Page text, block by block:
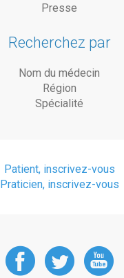
Presse
Recherchez par
Nom du médecin
Région
Spécialité
Patient, inscrivez-vous
Praticien, inscrivez-vous